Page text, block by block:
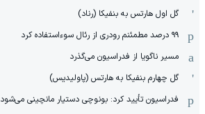
گل اول هارتس به بنفیکا (رناد)
۹۹ درصد مطمئنم رودری از رئال سوءاستفاده کرد
مسیر ناگویا از فدراسیون می‌گذرد
گل چهارم بنفیکا به هارتس (پاولیدیس)
فدراسیون تأیید کرد: بونوچی دستیار مانچینی می‌شود